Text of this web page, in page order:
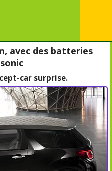
avec des batteries
car surprise.